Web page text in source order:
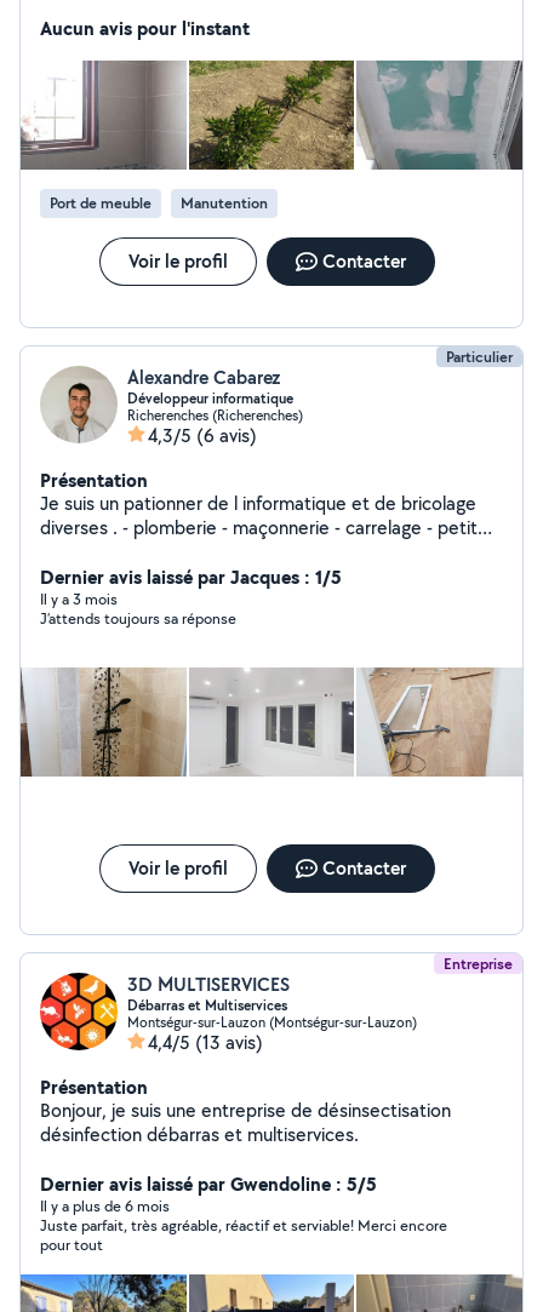
déménagement. Je propose des prix intéressants .
Aucun avis pour l'instant
Port de meuble Manutention
Voir le profil Contacter
Particulier
Alexandre Cabarez
Développeur informatique
Richerenches (Richerenches)
4,3/5 (6 avis)
Présentation
Je suis un pationner de l informatique et de bricolage
diverses . - plomberie - maçonnerie - carrelage - petit
informatique
Dernier avis laissé par Jacques : 1/5
Il y a 3 mois
J’attends toujours sa réponse
Voir le profil Contacter
Entreprise
3D MULTISERVICES
Débarras et Multiservices
Montségur-sur-Lauzon (Montségur-sur-Lauzon)
4,4/5 (13 avis)
Présentation
Bonjour, je suis une entreprise de désinsectisation
désinfection débarras et multiservices.
Dernier avis laissé par Gwendoline : 5/5
Il y a plus de 6 mois
Juste parfait, très agréable, réactif et serviable! Merci encore
pour tout